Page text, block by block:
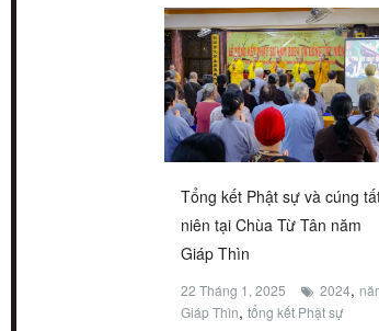
Tổng kết Phật sự và cúng
niên tại Chùa Từ Tân năm
Giáp Thìn
22 Tháng 1, 2025 2024,
Giáp Thìn, tổng kết Phật sự